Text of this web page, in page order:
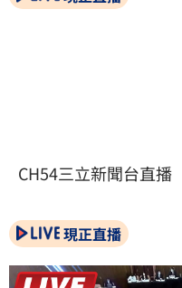
CH54三立新聞台直播
現正直播